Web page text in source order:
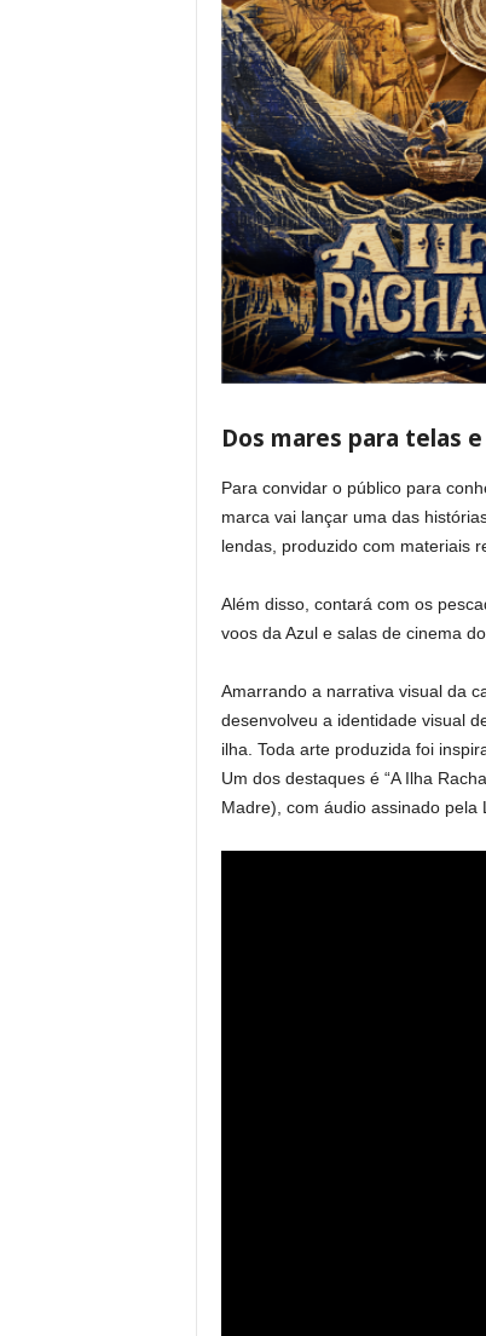
Dos mares para telas
Para convidar o público para
marca vai lançar uma das
lendas, produzido com materiais
Além disso, contará com os
voos da Azul e salas de cinema
Amarrando a narrativa visual da
desenvolveu a identidade visual
ilha. Toda arte produzida foi
Um dos destaques é “A Ilha
Madre), com áudio assinado pela